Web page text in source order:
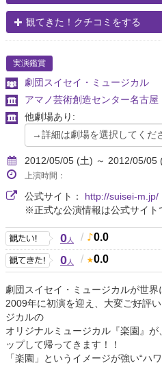
観てきた！クチコミをする
実演鑑賞
劇団スイセイ・ミュージカル
アマノ芸術創造センター名古屋
他劇場あり:
2012/05/05 (土) ～ 2012/05/05
上演時間：
公式サイト： http://suisei-m.jp/
※正式な公演情報は公式サイト
0人 / 0.0
0人 / 0.0
劇団スイセイ・ミュージカルが世界
2009年に初演を迎え、大変ご好評
ジカルの
オリジナルミュージカル『楽園』
ップして帰ってきます！！
「楽園」というイメージが強い“ハワ